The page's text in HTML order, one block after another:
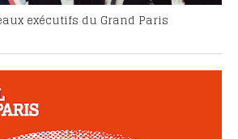
exécutifs du Grand Paris